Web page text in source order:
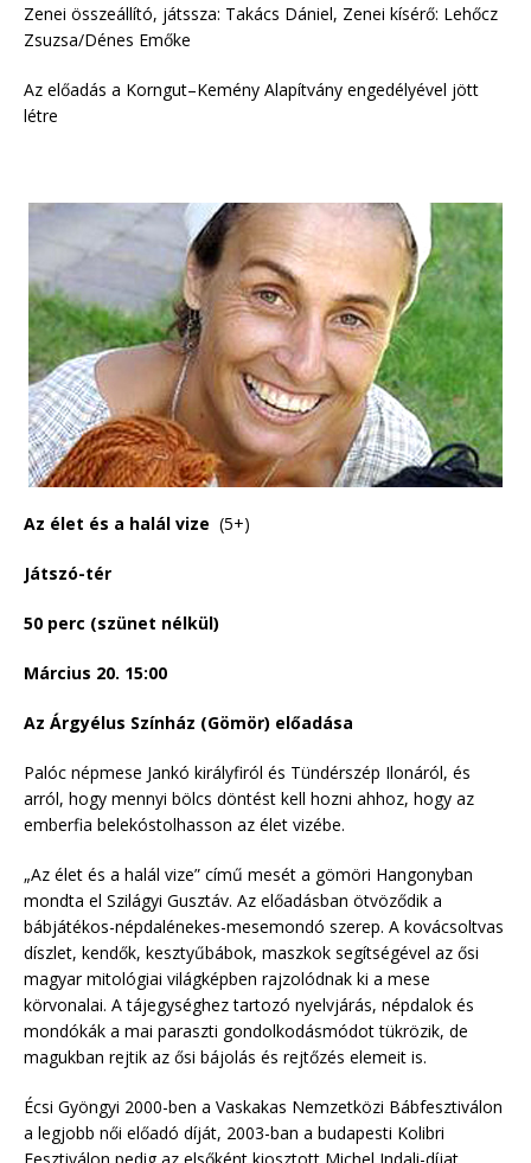
Zenei összeállító, játssza: Takács Dániel, Zenei kísérő: Lehőcz
Zsuzsa/Dénes Emőke
Az előadás a Korngut–Kemény Alapítvány engedélyével jött
létre
Az élet és a halál vize (5+)
Játszó-tér
50 perc (szünet nélkül)
Március 20. 15:00
Az Árgyélus Színház (Gömör) előadása
Palóc népmese Jankó királyfiról és Tündérszép Ilonáról, és
arról, hogy mennyi bölcs döntést kell hozni ahhoz, hogy az
emberfia belekóstolhasson az élet vizébe.
„Az élet és a halál vize” című mesét a gömöri Hangonyban
mondta el Szilágyi Gusztáv. Az előadásban ötvöződik a
bábjátékos-népdalénekes-mesemondó szerep. A kovácsoltvas
díszlet, kendők, kesztyűbábok, maszkok segítségével az ősi
magyar mitológiai világképben rajzolódnak ki a mese
körvonalai. A tájegységhez tartozó nyelvjárás, népdalok és
mondókák a mai paraszti gondolkodásmódot tükrözik, de
magukban rejtik az ősi bájolás és rejtőzés elemeit is.
Écsi Gyöngyi 2000-ben a Vaskakas Nemzetközi Bábfesztiválon
a legjobb női előadó díját, 2003-ban a budapesti Kolibri